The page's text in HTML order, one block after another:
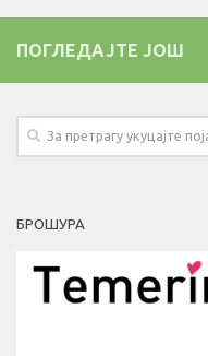
ПОГЛЕДАЈТЕ ЈОШ
БРОШУРА